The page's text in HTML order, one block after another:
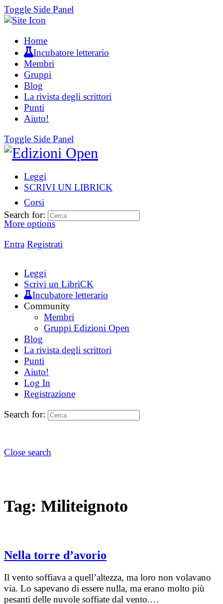
Toggle Side Panel
Home
Incubatore letterario
Membri
Gruppi
Blog
La rivista degli scrittori
Punti
Aiuto!
Toggle Side Panel
Leggi
SCRIVI UN LIBRICK
Corsi
More options
Entra Registrati
Search for:
Leggi
Scrivi un LibriCK
Incubatore letterario
Community
Membri
Gruppi Edizioni Open
Blog
La rivista degli scrittori
Punti
Aiuto!
Log In
Registrazione
Search for:
Close search
Tag: Militeignoto
Nella torre d’avorio
Il vento soffiava a quell’altezza, ma loro non volavano
via. Lo sapevano di essere nulla, ma erano molto più
pesanti delle nuvole soffiate dal vento.…